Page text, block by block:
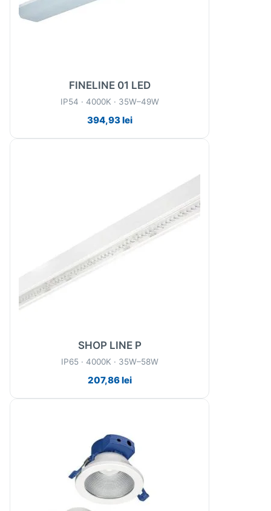
FINELINE 01 LED
IP54 · 4000K · 35W–49W
394,93lei
SHOP LINE P
IP65 · 4000K · 35W–58W
207,86lei